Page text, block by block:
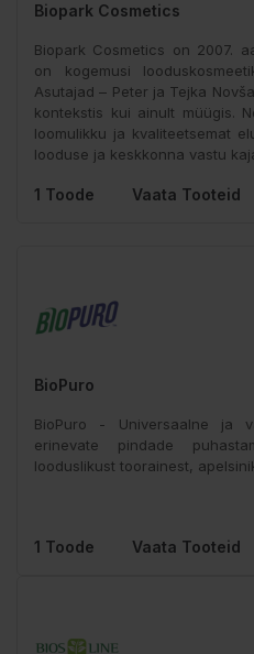
Biopark Cosmetics
Biopark Cosmetics on 2007.
on kogemusi
Asutajad – Peter ja Tejka
kontekstis kui ainult müügis.
loomulikku ja kvaliteetsemat
looduse ja keskkonna vastu
1 Toode Vaata Tooteid
BioPuro
BioPuro - Universaalne ja
erinevate pindade
looduslikust toorainest,
1 Toode Vaata Tooteid